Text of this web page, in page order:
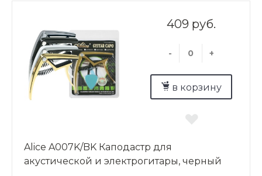
409 руб.
- +
в корзину
Alice A007K/BK Каподастр для
акустической и электрогитары, черный